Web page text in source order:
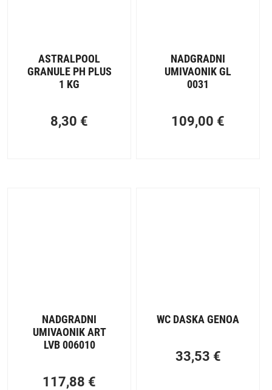
ASTRALPOOL
GRANULE PH PLUS
1 KG
8,30 €
NADGRADNI
UMIVAONIK GL
0031
109,00 €
NADGRADNI
UMIVAONIK ART
LVB 006010
117,88 €
WC DASKA GENOA
33,53 €